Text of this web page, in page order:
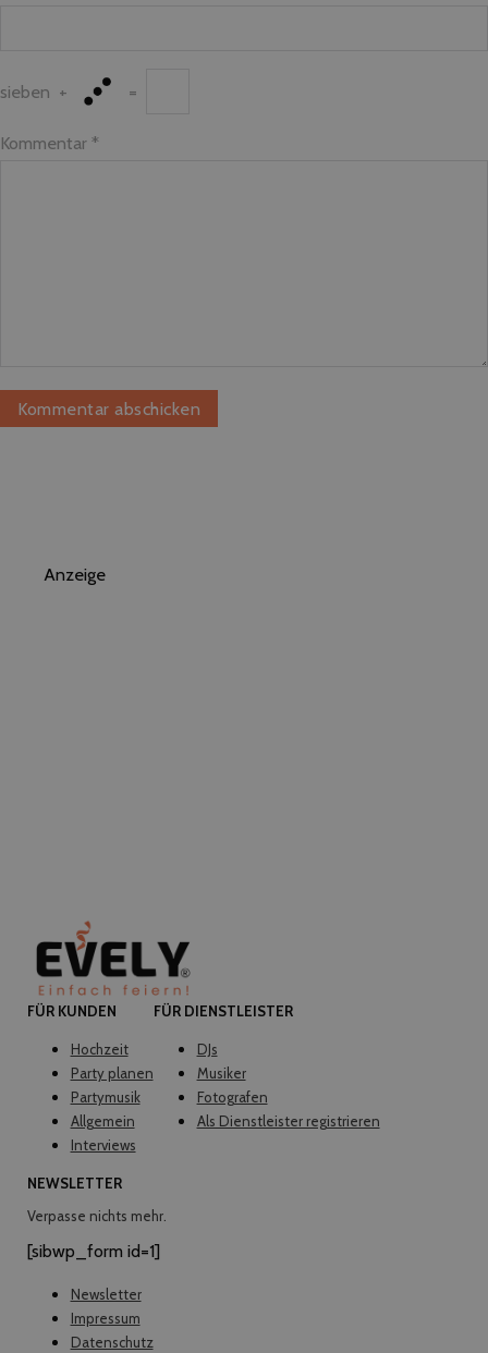
sieben + =
Kommentar *
Anzeige
FÜR KUNDEN
Hochzeit
Party planen
Partymusik
Allgemein
Interviews
FÜR DIENSTLEISTER
DJs
Musiker
Fotografen
Als Dienstleister registrieren
NEWSLETTER
Verpasse nichts mehr.
[sibwp_form id=1]
Newsletter
Impressum
Datenschutz